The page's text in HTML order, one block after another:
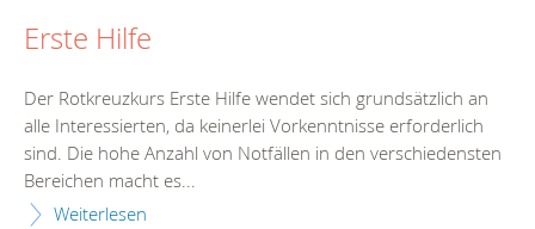
Erste Hilfe
Der Rotkreuzkurs Erste Hilfe wendet sich grundsätzlich an
alle Interessierten, da keinerlei Vorkenntnisse erforderlich
sind. Die hohe Anzahl von Notfällen in den verschiedensten
Bereichen macht es...
Weiterlesen